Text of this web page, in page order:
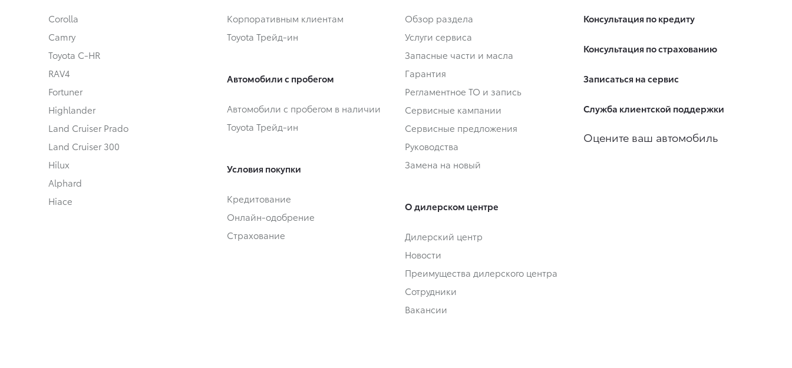
Corolla
Camry
Toyota C-HR
RAV4
Fortuner
Highlander
Land Cruiser Prado
Land Cruiser 300
Hilux
Alphard
Hiace
Корпоративным клиентам
Toyota Трейд-ин
Автомобили с пробегом
Автомобили с пробегом в наличии
Toyota Трейд-ин
Условия покупки
Кредитование
Онлайн-одобрение
Страхование
Обзор раздела
Услуги сервиса
Запасные части и масла
Гарантия
Регламентное ТО и запись
Сервисные кампании
Сервисные предложения
Руководства
Замена на новый
О дилерском центре
Дилерский центр
Новости
Преимущества дилерского центра
Сотрудники
Вакансии
Консультация по кредиту
Консультация по страхованию
Записаться на сервис
Служба клиентской поддержки
Оцените ваш автомобиль